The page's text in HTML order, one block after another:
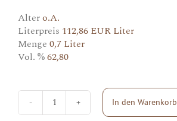
Altero.A.
Literpreis 112,86 EUR Liter
Menge 0,7 Liter
Vol. %62,80
Amrut
Peated
In den Warenkorb